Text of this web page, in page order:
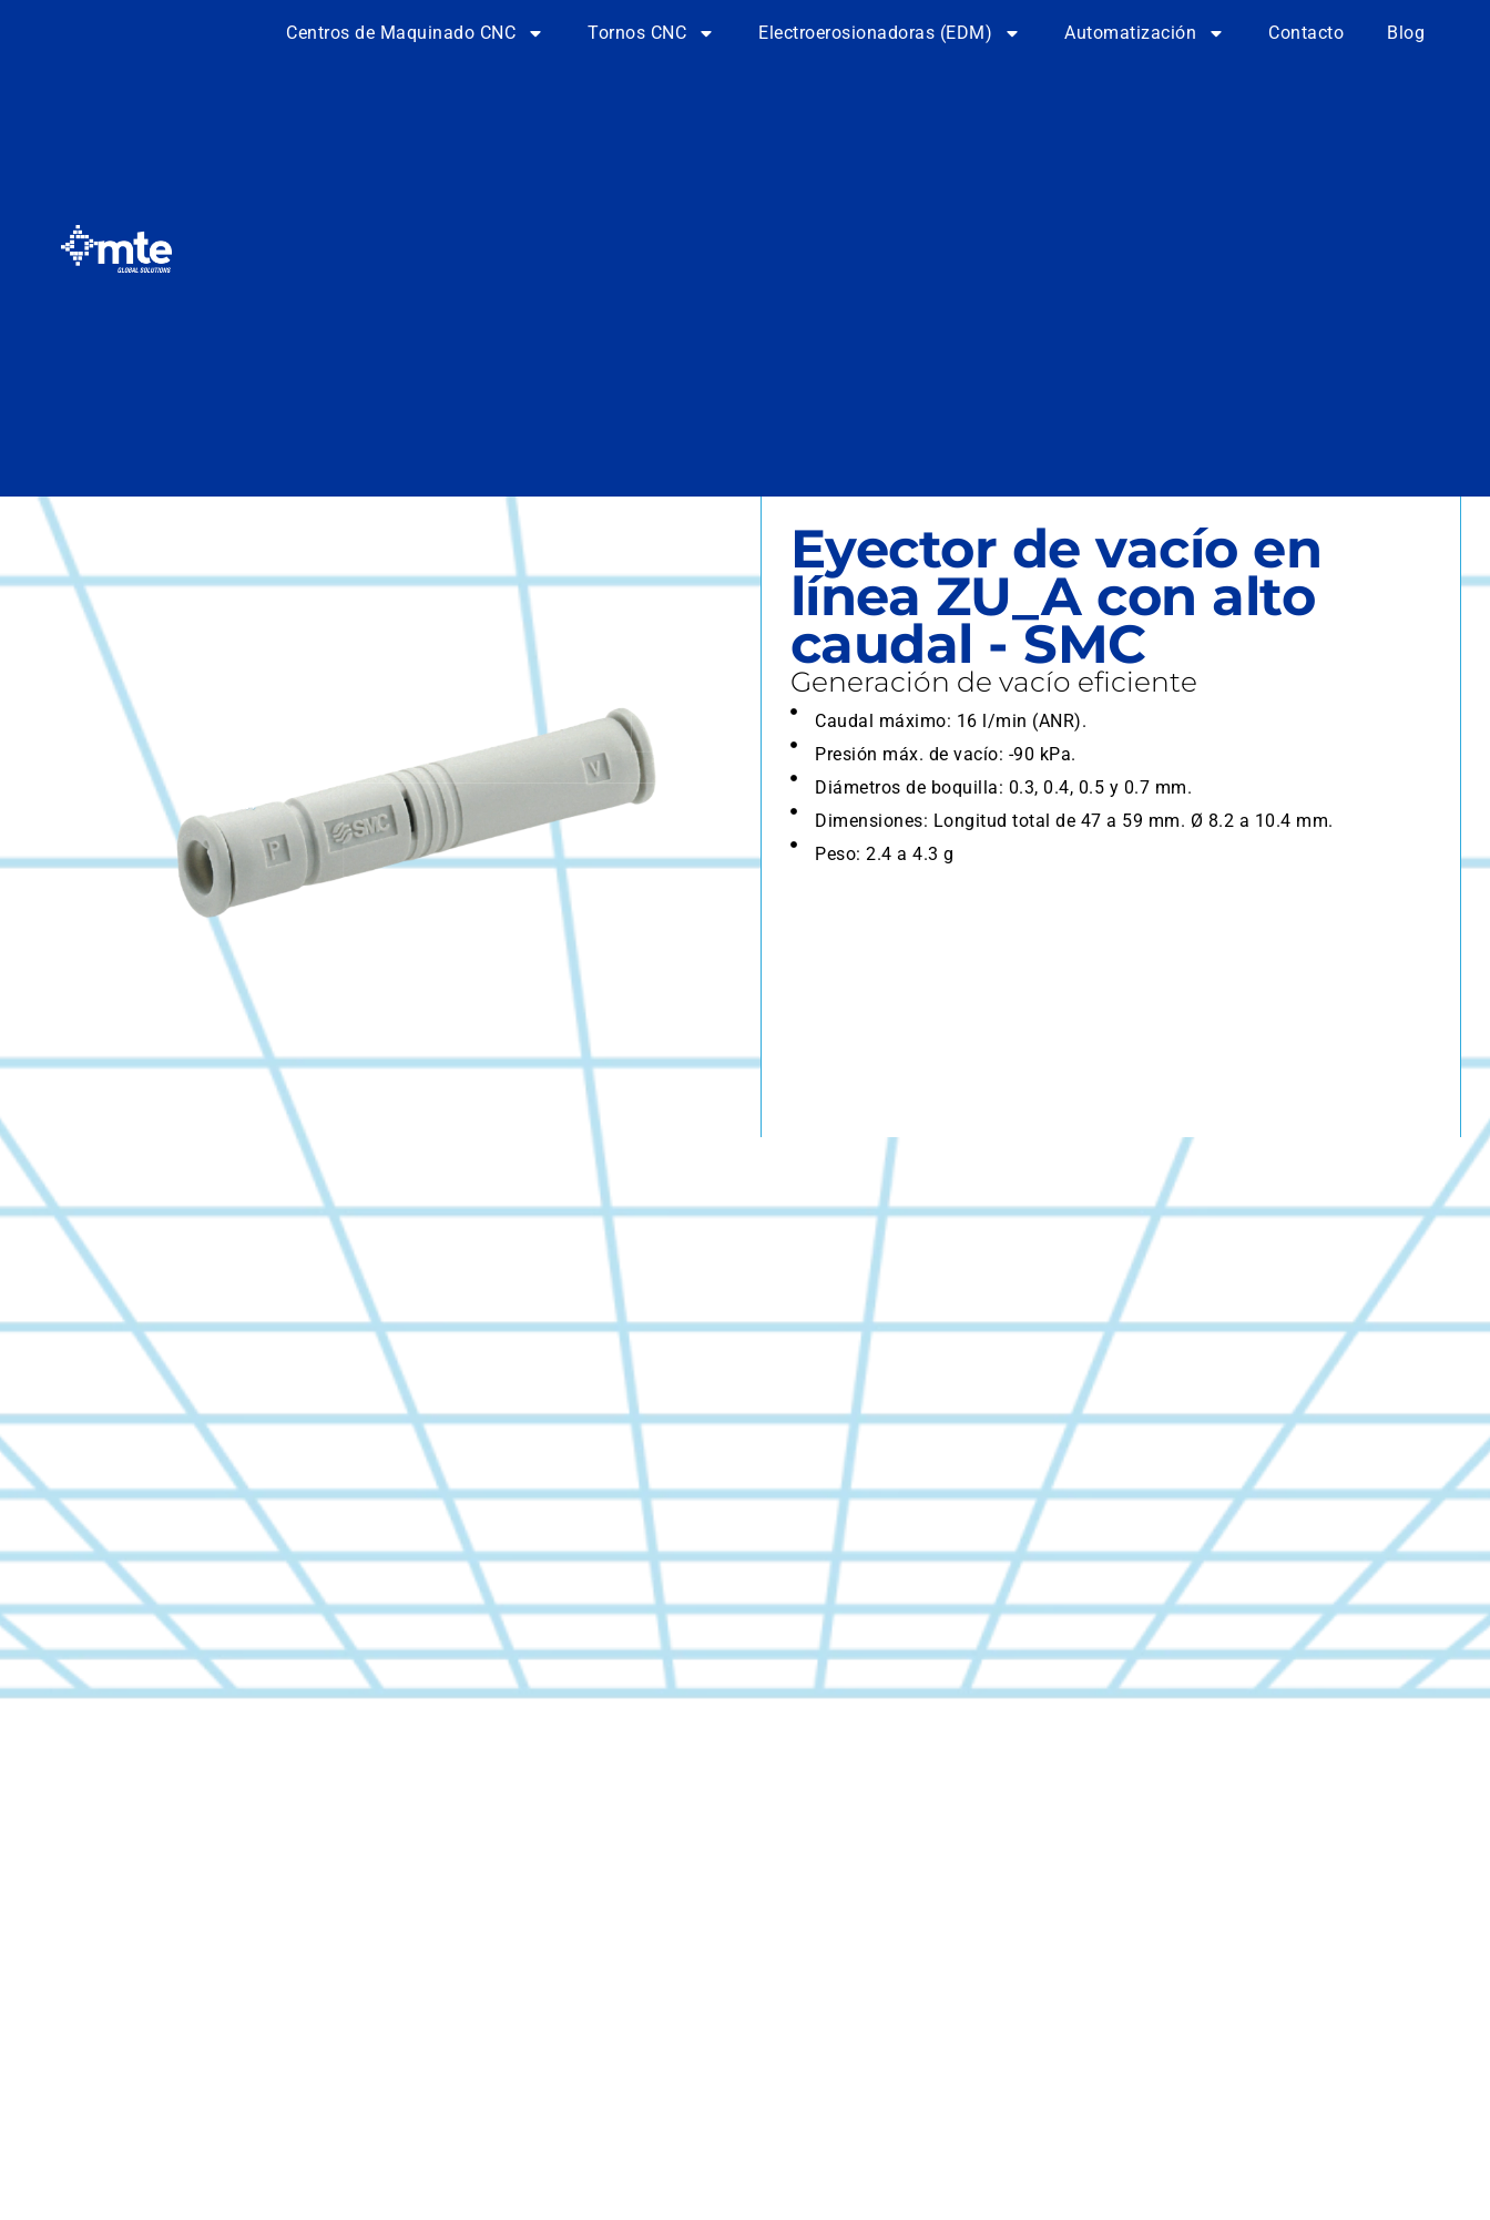
Centros de Maquinado CNC Tornos CNC Electroerosionadoras (EDM) Automatización Contacto Blog
Eyector de vacío en
línea ZU_A con alto
caudal - SMC
Generación de vacío eficiente
Caudal máximo: 16 l/min (ANR).
Presión máx. de vacío: -90 kPa.
Diámetros de boquilla: 0.3, 0.4, 0.5 y 0.7 mm.
Dimensiones: Longitud total de 47 a 59 mm. Ø 8.2 a 10.4 mm.
Peso: 2.4 a 4.3 g